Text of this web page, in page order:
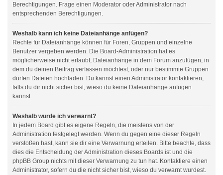
Berechtigungen. Frage einen Moderator oder Administrator nach
entsprechenden Berechtigungen.
Weshalb kann ich keine Dateianhänge anfügen?
Rechte für Dateianhänge können für Foren, Gruppen und einzelne
Benutzer vergeben werden. Die Board-Administration hat es
möglicherweise nicht erlaubt, Dateianhänge in dem Forum anzufügen, in
dem du deinen Beitrag verfassen möchtest, oder nur bestimmte Gruppen
dürfen Dateien hochladen. Du kannst einen Administrator kontaktieren,
falls du dir nicht sicher bist, wieso du keine Dateianhänge anfügen
kannst.
Weshalb wurde ich verwarnt?
In jedem Board gibt es eigene Regeln, die meistens von der
Administration festgelegt werden. Wenn du gegen eine dieser Regeln
verstoßen hast, kann sie dir eine Verwarnung erteilen. Bitte beachte, dass
dies die Entscheidung der Administration dieses Boards ist und die
phpBB Group nichts mit dieser Verwarnung zu tun hat. Kontaktiere einen
Administrator, sofern du die nicht sicher bist, wieso du verwarnt wurdest.